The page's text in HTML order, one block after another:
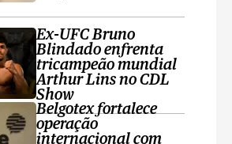
Ex-UFC Bruno
Blindado enfrenta
tricampeão mundial
Arthur Lins no CDL
Show
Belgotex fortalece
operação
internacional com